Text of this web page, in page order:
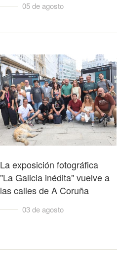
05 de agosto
La exposición fotográfica
"La Galicia inédita" vuelve a
las calles de A Coruña
03 de agosto